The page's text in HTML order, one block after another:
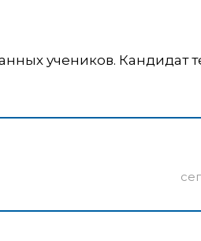
учеников. Кандидат